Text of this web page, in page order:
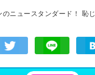
のニュースタンダード！ 恥